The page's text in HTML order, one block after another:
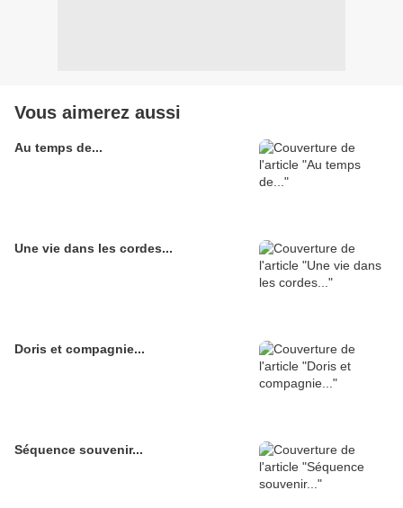
Vous aimerez aussi
Au temps de...
Une vie dans les cordes...
Doris et compagnie...
Séquence souvenir...